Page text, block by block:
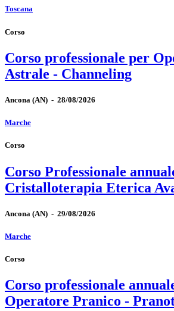
Toscana
Corso
Corso professionale per
Astrale - Channeling
Ancona (AN) - 28/08/2026
Marche
Corso
Corso Professionale
Cristalloterapia Eterica
Ancona (AN) - 29/08/2026
Marche
Corso
Corso professionale
Operatore Pranico -